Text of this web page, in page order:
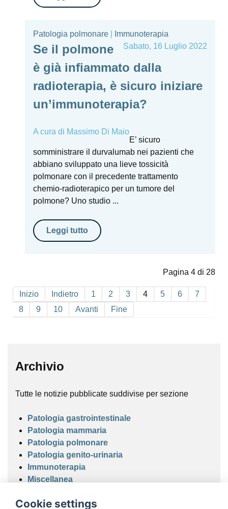
Patologia polmonare
Immunoterapia
Sabato, 16 Luglio 2022
Se il polmone
è già infiammato dalla
radioterapia, è sicuro iniziare
un’immunoterapia?
A cura di Massimo Di Maio
E’ sicuro
somministrare il durvalumab nei pazienti che
abbiano sviluppato una lieve tossicità
polmonare con il precedente trattamento
chemio-radioterapico per un tumore del
polmone? Uno studio ...
Leggi tutto
Pagina 4 di 28
Inizio Indietro 1 2 3 4 5 6
7
8
9 10 Avanti Fine
Archivio
Tutte le notizie pubblicate suddivise per sezione
Patologia gastrointestinale
Patologia mammaria
Patologia polmonare
Patologia genito-urinaria
Immunoterapia
Miscellanea
Cookie settings